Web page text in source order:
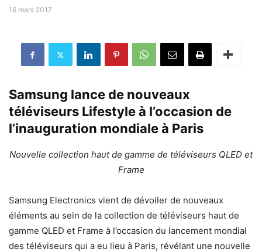
16 mars 2017
Samsung lance de nouveaux
téléviseurs Lifestyle à l’occasion de
l’inauguration mondiale à Paris
Nouvelle collection haut de gamme de téléviseurs QLED et
Frame
Samsung Electronics vient de dévoiler de nouveaux
éléments au sein de la collection de téléviseurs haut de
gamme QLED et Frame à l’occasion du lancement mondial
des téléviseurs qui a eu lieu à Paris, révélant une nouvelle